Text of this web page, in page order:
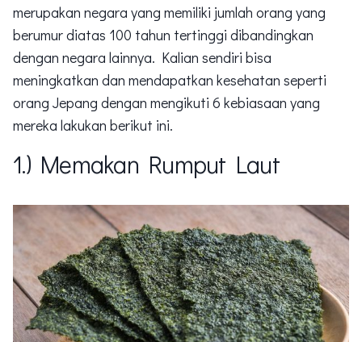
merupakan negara yang memiliki jumlah orang yang
berumur diatas 100 tahun tertinggi dibandingkan
dengan negara lainnya. Kalian sendiri bisa
meningkatkan dan mendapatkan kesehatan seperti
orang Jepang dengan mengikuti 6 kebiasaan yang
mereka lakukan berikut ini.
1.) Memakan Rumput Laut